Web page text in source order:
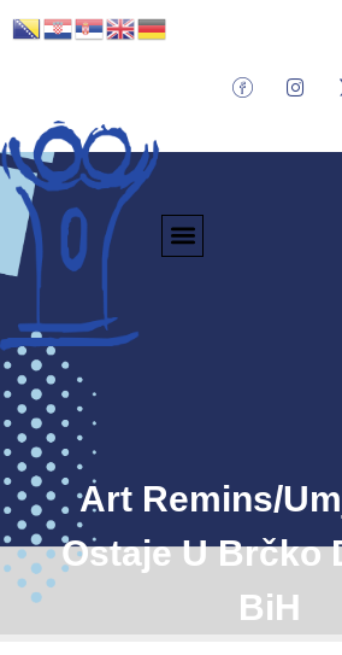
Art Remins/
Ostaje U Brčko
BiH